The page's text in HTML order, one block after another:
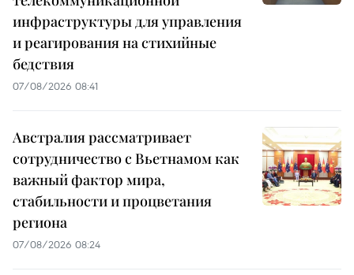
инфраструктуры для управления
и реагирования на стихийные
бедствия
07/08/2026 08:41
Австралия рассматривает
сотрудничество с Вьетнамом как
важный фактор мира,
стабильности и процветания
региона
07/08/2026 08:24